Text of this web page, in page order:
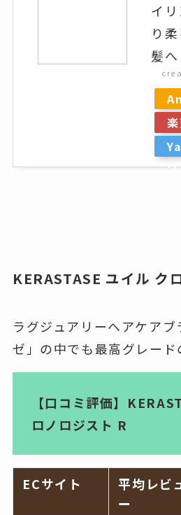
イ
り
髪へ
グ
KERASTASE ユイル ク
ラグジュアリーヘアケア
ゼ」の中でも最高グレード
【口コミ評価】
ロノロジスト R
ECサイト
平均レビ
ー